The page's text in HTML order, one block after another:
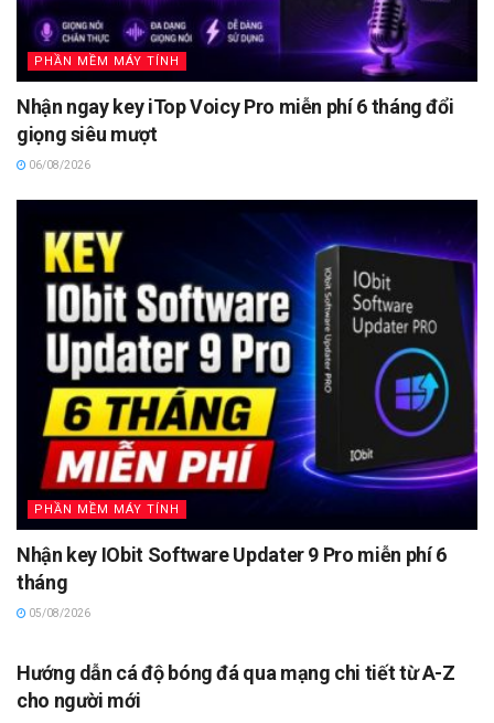
PHẦN MỀM MÁY TÍNH
Nhận ngay key iTop Voicy Pro miễn phí 6 tháng đổi
giọng siêu mượt
06/08/2026
PHẦN MỀM MÁY TÍNH
Nhận key IObit Software Updater 9 Pro miễn phí 6
tháng
05/08/2026
Hướng dẫn cá độ bóng đá qua mạng chi tiết từ A-Z
cho người mới